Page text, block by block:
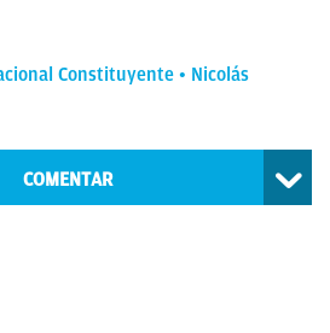
Constituyente
Nicolás
COMENTAR